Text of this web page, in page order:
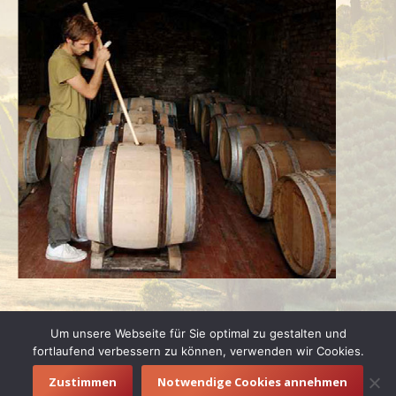
Um unsere Webseite für Sie optimal zu gestalten und
fortlaufend verbessern zu können, verwenden wir Cookies.
Zustimmen Notwendige Cookies annehmen